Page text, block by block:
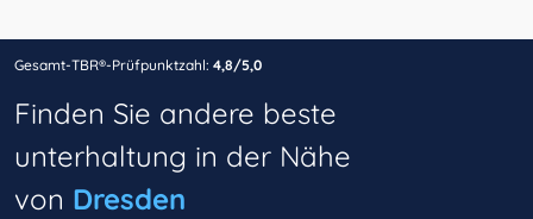
Gesamt-TBR®-Prüfpunktzahl: 4,8/5,0
Finden Sie andere beste
unterhaltung in der Nähe
von Dresden